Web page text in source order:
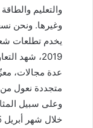
والتعليم
وغيرها. ونحن
يخدم تطلعات
2019، شهد
عدة مجالات،
متجددة نعول من
وعلى سبيل